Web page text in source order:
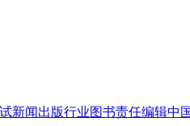
新闻出版行业图书责任编辑中